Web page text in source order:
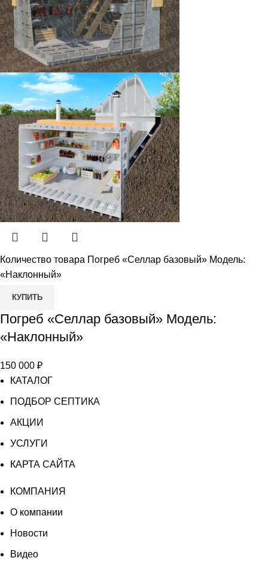
Количество товара Погреб «Селлар базовый» Модель:
«Наклонный»
КУПИТЬ
Погреб «Селлар базовый» Модель:
«Наклонный»
150 000 ₽
КАТАЛОГ
ПОДБОР СЕПТИКА
АКЦИИ
УСЛУГИ
КАРТА САЙТА
КОМПАНИЯ
О компании
Новости
Видео